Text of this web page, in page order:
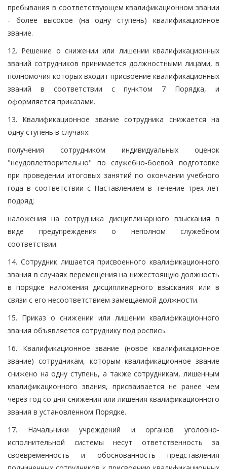
пребывания в соответствующем квалификационном звании
- более высокое (на одну ступень) квалификационное
звание.
12. Решение о снижении или лишении квалификационных
званий сотрудников принимается должностными лицами, в
полномочия которых входит присвоение квалификационных
званий в соответствии с пунктом 7 Порядка, и
оформляется приказами.
13. Квалификационное звание сотрудника снижается на
одну ступень в случаях:
получения сотрудником индивидуальных оценок
"неудовлетворительно" по служебно-боевой подготовке
при проведении итоговых занятий по окончании учебного
года в соответствии с Наставлением в течение трех лет
подряд;
наложения на сотрудника дисциплинарного взыскания в
виде предупреждения о неполном служебном
соответствии.
14. Сотрудник лишается присвоенного квалификационного
звания в случаях перемещения на нижестоящую должность
в порядке наложения дисциплинарного взыскания или в
связи с его несоответствием замещаемой должности.
15. Приказ о снижении или лишении квалификационного
звания объявляется сотруднику под роспись.
16. Квалификационное звание (новое квалификационное
звание) сотрудникам, которым квалификационное звание
снижено на одну ступень, а также сотрудникам, лишенным
квалификационного звания, присваивается не ранее чем
через год со дня снижения или лишения квалификационного
звания в установленном Порядке.
17. Начальники учреждений и органов уголовно-
исполнительной системы несут ответственность за
своевременность и обоснованность представления